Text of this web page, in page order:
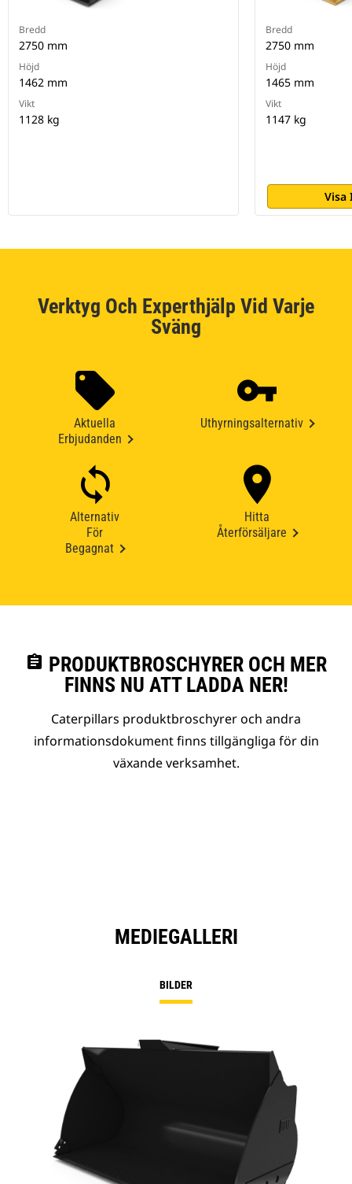
Bredd
2750 mm
Höjd
1462 mm
Vikt
1128 kg
Bredd
2750 mm
Höjd
1465 mm
Vikt
1147 kg
Visa
Verktyg Och Experthjälp Vid Varje
Sväng
Aktuella
Erbjudanden
Uthyrningsalternativ
Alternativ
För
Begagnat
Hitta
Återförsäljare
assignment PRODUKTBROSCHYRER OCH MER
FINNS NU ATT LADDA NER!
Caterpillars produktbroschyrer och andra
informationsdokument finns tillgängliga för din
växande verksamhet.
MEDIEGALLERI
BILDER